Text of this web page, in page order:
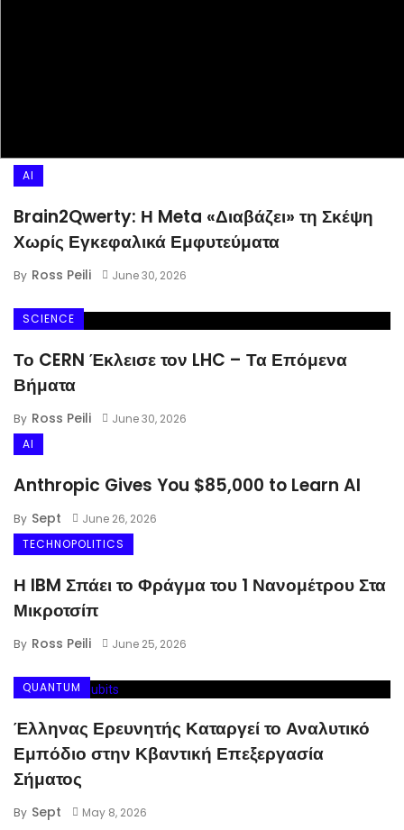
Brain2Qwerty: Η Meta «Διαβάζει»
AI
Brain2Qwerty: Η Meta «Διαβάζει» τη Σκέψη
Χωρίς Εγκεφαλικά Εμφυτεύματα
By Ross Peili June 30, 2026
SCIENCE
Το CERN Έκλεισε τον LHC – Τα Επόμενα
Βήματα
By Ross Peili
June 30, 2026
AI
Anthropic Gives You $85,000 to Learn AI
By Sept
June 26, 2026
TECHNOPOLITICS
Η IBM Σπάει το Φράγμα του 1 Νανομέτρου Στα
Μικροτσίπ
By Ross Peili June 25, 2026
QUANTUM
Έλληνας Ερευνητής Καταργεί το Αναλυτικό
Εμπόδιο στην Κβαντική Επεξεργασία
Σήματος
By Sept May 8, 2026